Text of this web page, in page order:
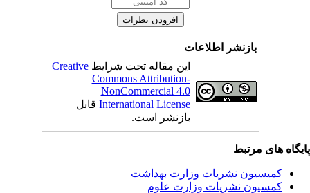
بازنشر اطلاعات
این مقاله تحت شرایطCreative
Commons Attribution-
NonCommercial 4.0
International Licenseقابل
بازنشر است.
های مرتبط
کمیسیون نشریات وزارت بهداشت
کمسیون نشریات وزارت علوم